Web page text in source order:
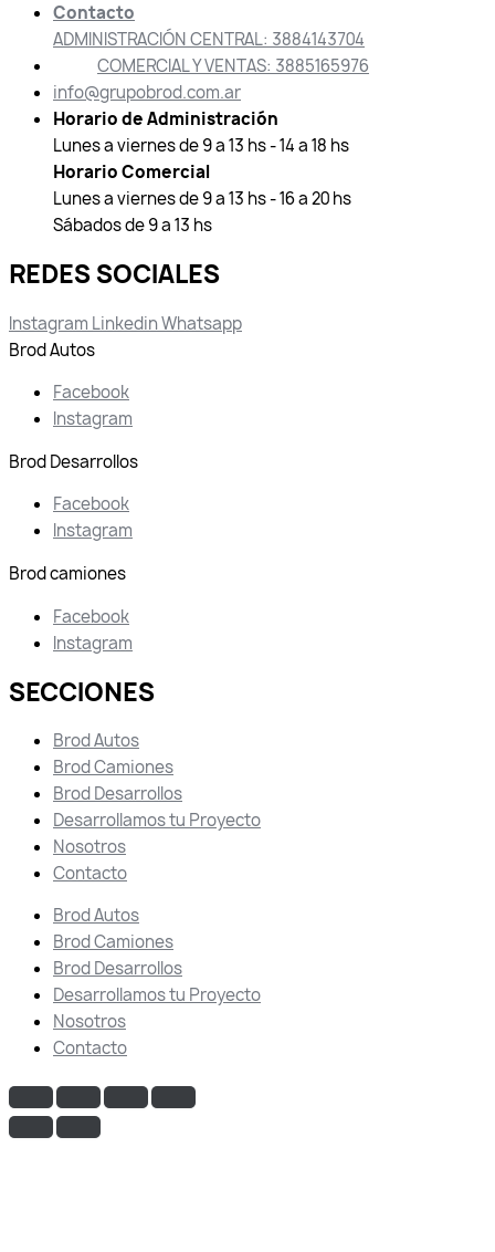
Contacto
ADMINISTRACIÓN CENTRAL: 3884143704
COMERCIAL Y VENTAS: 3885165976
info@grupobrod.com.ar
Horario de Administración
Lunes a viernes de 9 a 13 hs - 14 a 18 hs
Horario Comercial
Lunes a viernes de 9 a 13 hs - 16 a 20 hs
Sábados de 9 a 13 hs
REDES SOCIALES
Instagram LinkedinWhatsapp
Brod Autos
Facebook
Instagram
Brod Desarrollos
Facebook
Instagram
Brod camiones
Facebook
Instagram
SECCIONES
Brod Autos
Brod Camiones
Brod Desarrollos
Desarrollamos tu Proyecto
Nosotros
Contacto
Brod Autos
Brod Camiones
Brod Desarrollos
Desarrollamos tu Proyecto
Nosotros
Contacto